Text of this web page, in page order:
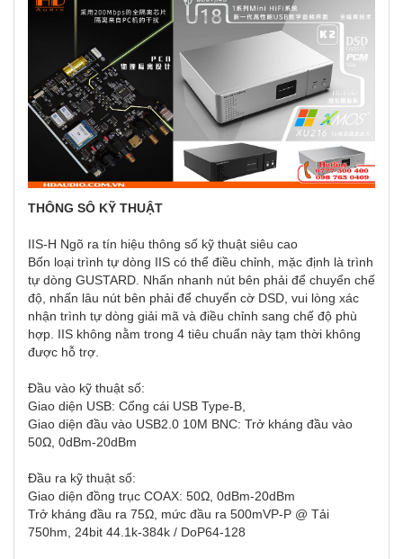
THÔNG SÔ KỸ THUẬT
IIS-H Ngõ ra tín hiệu thông số kỹ thuật siêu cao
Bốn loại trình tự dòng IIS có thể điều chỉnh, mặc định là trình
tự dòng GUSTARD. Nhấn nhanh nút bên phải để chuyển chế
độ, nhấn lâu nút bên phải để chuyển cờ DSD, vui lòng xác
nhận trình tự dòng giải mã và điều chỉnh sang chế độ phù
hợp. IIS không nằm trong 4 tiêu chuẩn này tạm thời không
được hỗ trợ.
Đầu vào kỹ thuật số:
Giao diện USB: Cổng cái USB Type-B,
Giao diện đầu vào USB2.0 10M BNC: Trở kháng đầu vào
50Ω, 0dBm-20dBm
Đầu ra kỹ thuật số:
Giao diện đồng trục COAX: 50Ω, 0dBm-20dBm
Trở kháng đầu ra 75Ω, mức đầu ra 500mVP-P @ Tải
750hm, 24bit 44.1k-384k / DoP64-128